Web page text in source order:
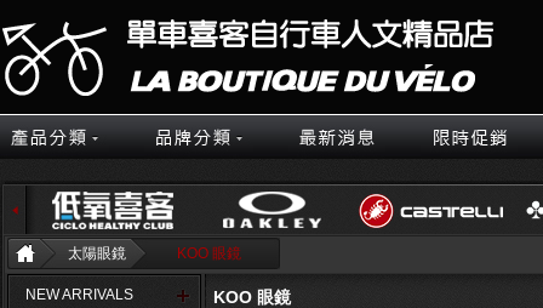
太陽眼鏡 KOO 眼鏡
NEW ARRIVALS KOO 眼鏡